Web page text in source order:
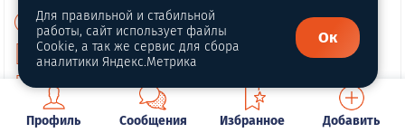
О нас
Политика конфиденциальности
Публичная оферта
Профиль Сообщения Избранное Добавить
Для правильной и стабильной
работы, сайт использует файлы
Cookie, а так же сервис для сбора
аналитики Яндекс.Метрика
Ок